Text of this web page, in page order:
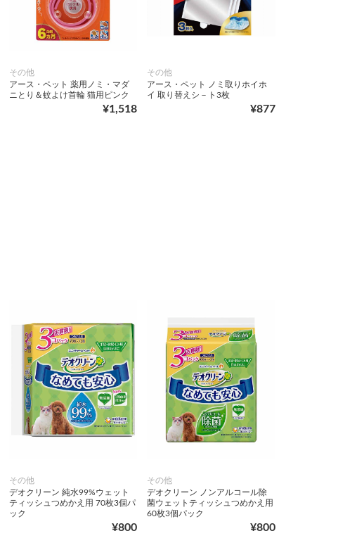
その他
アース・ペット 薬用ノミ・マダ
ニとり＆蚊よけ首輪 猫用ピンク
¥1,518
その他
アース・ペット ノミ取りホイホ
イ 取り替えシ－ト3枚
¥877
その他
デオクリーン 純水99%ウェット
ティッシュつめかえ用 70枚3個パ
ック
¥800
その他
デオクリーン ノンアルコール除
菌ウェットティッシュつめかえ用
60枚3個パック
¥800